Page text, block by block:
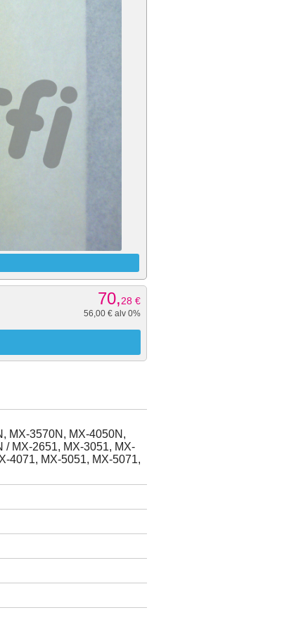
70,28 €
56,00 € alv 0%
MX-3570N, MX-4050N,
/ MX-2651, MX-3051, MX-
4071, MX-5051, MX-5071,